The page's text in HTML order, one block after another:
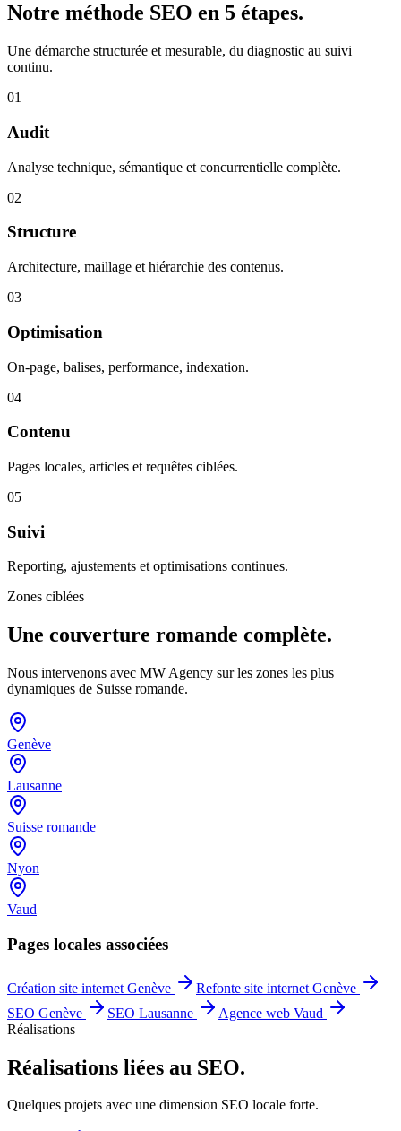
Notre méthode SEO en 5 étapes.
Une démarche structurée et mesurable, du diagnostic au suivi
continu.
01
Audit
Analyse technique, sémantique et concurrentielle complète.
02
Structure
Architecture, maillage et hiérarchie des contenus.
03
Optimisation
On-page, balises, performance, indexation.
04
Contenu
Pages locales, articles et requêtes ciblées.
05
Suivi
Reporting, ajustements et optimisations continues.
Zones ciblées
Une couverture romande complète.
Nous intervenons avec MW Agency sur les zones les plus
dynamiques de Suisse romande.
Genève
Lausanne
Suisse romande
Nyon
Vaud
Pages locales associées
Création site internet Genève
Refonte site internet Genève
SEO Genève
SEO Lausanne
Agence web Vaud
Réalisations
Réalisations liées au SEO.
Quelques projets avec une dimension SEO locale forte.